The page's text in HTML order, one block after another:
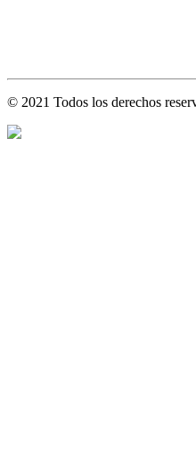
© 2021 Todos los derechos